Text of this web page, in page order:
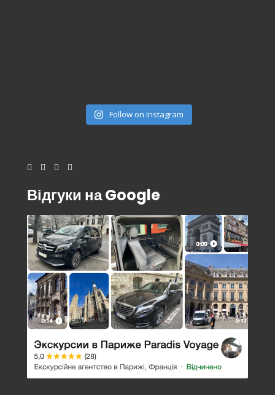
Follow on Instagram
Відгуки на Google